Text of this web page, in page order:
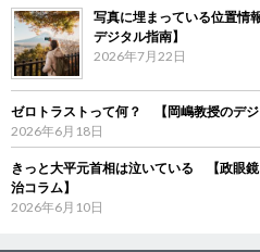
写真に埋まっている位置
デジタル指南】
2026年7月22日
ゼロトラストって何？ 【岡嶋教授のデジ
2026年6月18日
きっと大平元首相は泣いている 【政眼
治コラム】
2026年6月10日